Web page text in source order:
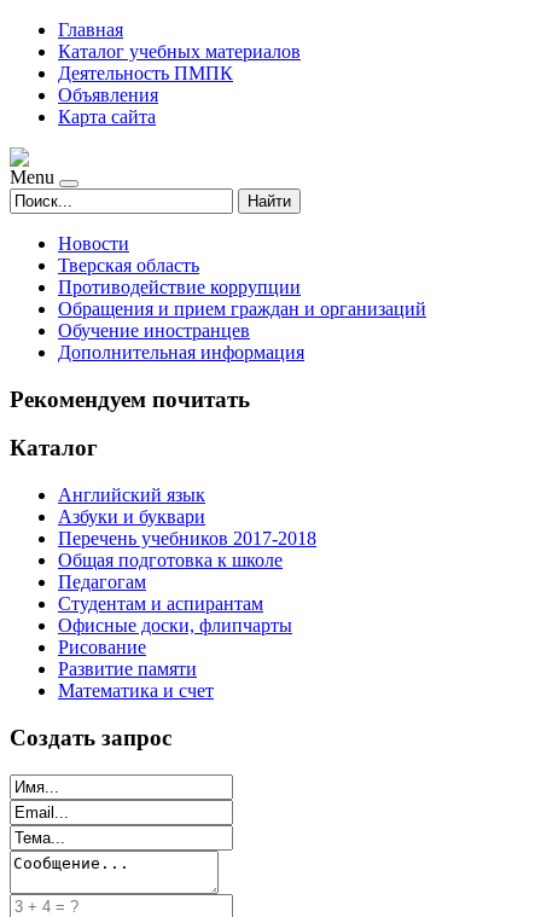
Главная
Каталог учебных материалов
Деятельность ПМПК
Объявления
Карта сайта
Menu
Найти
Новости
Тверская область
Противодействие коррупции
Обращения и прием граждан и организаций
Обучение иностранцев
Дополнительная информация
Рекомендуем почитать
Каталог
Английский язык
Азбуки и буквари
Перечень учебников 2017-2018
Общая подготовка к школе
Педагогам
Студентам и аспирантам
Офисные доски, флипчарты
Рисование
Развитие памяти
Математика и счет
Создать запрос